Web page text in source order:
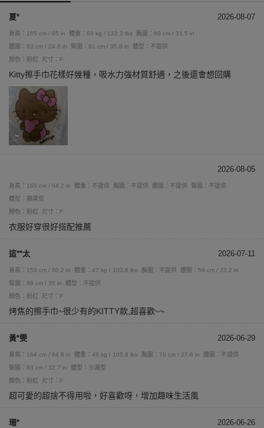
夏* 2026-08-07
身高：165 cm / 65 in 體重：60 kg / 132.3 lbs
胸圍：80 cm / 31.5 in
腰圍：63 cm / 24.8 in
臀圍：91 cm / 35.8 in
體型：不提供
顏色：粉紅
尺寸：F
Kitty擦手巾花樣好幾種，吸水力強材質舒適，之後還會想回購
2026-08-05
身高：163 cm / 64.2 in 體重：不提供 胸圍：不提供 腰圍：不提供
臀圍：不提供
體型：蘋果型
顏色：粉紅
尺寸：F
衣服好穿很好搭配推薦
這**太 2026-07-11
身高：153 cm / 60.2 in 體重：47 kg / 103.6 lbs 胸圍：不提供
腰圍：59 cm / 23.2 in
臀圍：89 cm / 35 in
體型：不提供
顏色：粉紅
尺寸：F
烤焦的擦手巾~很少有的KITTY款,超喜歡~~
黃*雯 2026-06-29
身高：164 cm / 64.6 in 體重：48 kg / 105.8 lbs 胸圍：70 cm / 27.6 in
腰圍：不提供
臀圍：83 cm / 32.7 in
體型：沙漏型
顏色：粉紅
尺寸：F
超可愛的超捨不得用啦，好喜歡呀，增加趣味生活風
珊* 2026-06-26